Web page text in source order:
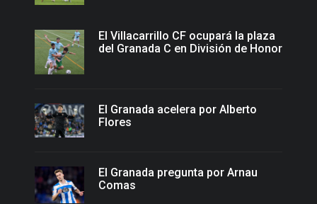
El Villacarrillo CF ocupará la plaza
del Granada C en División de Honor
El Granada acelera por Alberto
Flores
El Granada pregunta por Arnau
Comas